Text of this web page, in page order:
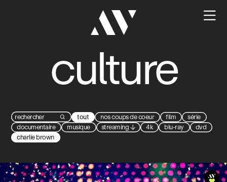

culture
 tout nos coups de coeur film
série
documentaire
musique streaming↓ 4k blu-ray
dvd
charlie brown